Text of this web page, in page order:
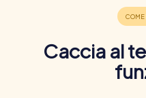
Caccia al